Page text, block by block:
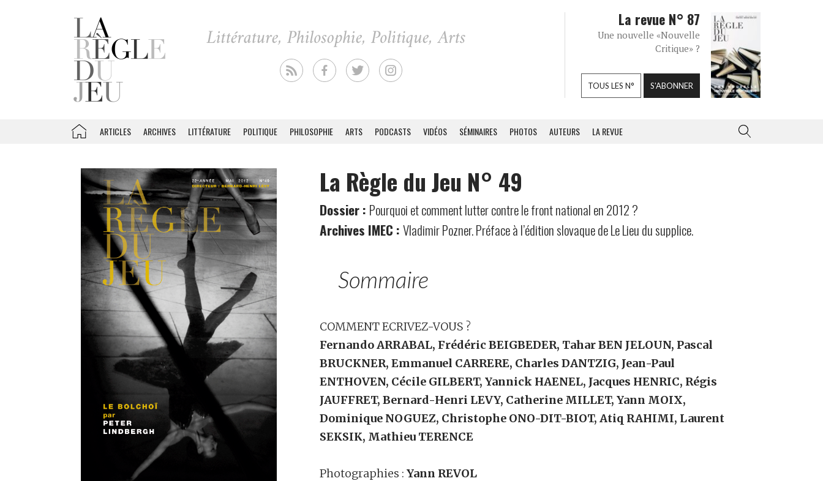
La revue N° 87
Une nouvelle «Nouvelle
Critique» ?
TOUS LES N° S'ABONNER
ARTICLES ARCHIVES LITTÉRATURE POLITIQUE PHILOSOPHIE ARTS PODCASTS VIDÉOS SÉMINAIRES PHOTOS AUTEURS LA REVUE
La Règle du Jeu N° 49
Dossier : Pourquoi et comment lutter contre le front national en 2012 ?
Archives IMEC :Vladimir Pozner. Préface à l’édition slovaque de Le Lieu du supplice.
Sommaire
COMMENT ECRIVEZ-VOUS ?
Fernando ARRABAL, Frédéric BEIGBEDER, Tahar BEN JELOUN, Pascal
BRUCKNER, Emmanuel CARRERE, Charles DANTZIG, Jean-Paul
ENTHOVEN, Cécile GILBERT, Yannick HAENEL, Jacques HENRIC, Régis
JAUFFRET, Bernard-Henri LEVY, Catherine MILLET, Yann MOIX,
Dominique NOGUEZ, Christophe ONO-DIT-BIOT, Atiq RAHIMI, Laurent
SEKSIK, Mathieu TERENCE
Photographies : Yann REVOL